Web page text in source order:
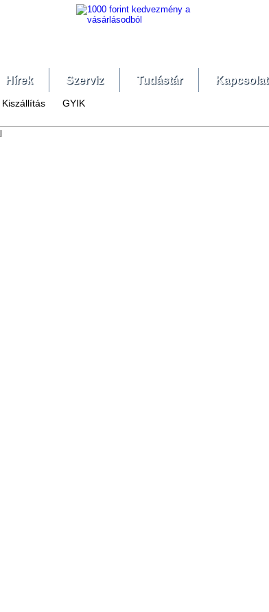
Hírek Szerviz Tudástár Kapcsolat
Kiszállítás GYIK